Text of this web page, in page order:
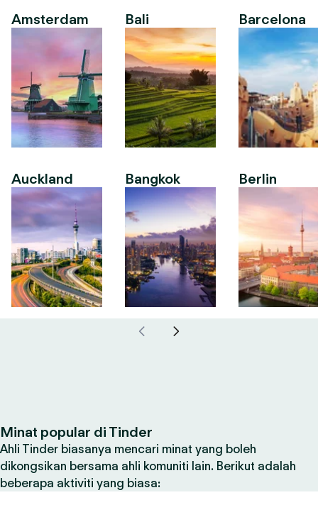
Amsterdam
Auckland
Bali
Bangkok
Barcelona
Berlin
Minat popular di Tinder
Ahli Tinder biasanya mencari minat yang boleh
dikongsikan bersama ahli komuniti lain. Berikut adalah
beberapa aktiviti yang biasa: